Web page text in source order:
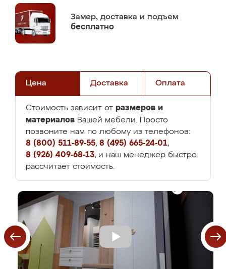
Замер, доставка и подъем
бесплатно
Цена Доставка Оплата
Стоимость зависит от размеров и
материалов Вашей мебели. Просто
позвоните нам по любому из телефонов:
8 (800) 511-89-55, 8 (495) 665-24-01,
8 (926) 409-68-13, и наш менеджер быстро
рассчитает стоимость.